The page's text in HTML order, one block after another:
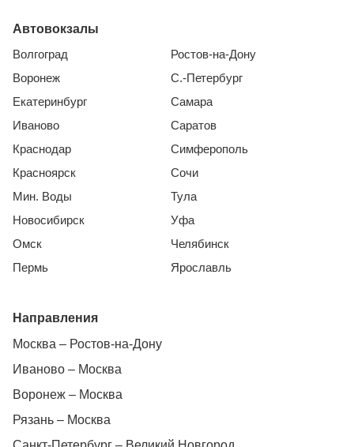
Автовокзалы
Волгоград
Воронеж
Екатеринбург
Иваново
Краснодар
Красноярск
Мин. Воды
Новосибирск
Омск
Пермь
Ростов-на-Дону
С.-Петербург
Самара
Саратов
Симферополь
Сочи
Тула
Уфа
Челябинск
Ярославль
Направления
Москва – Ростов-на-Дону
Иваново – Москва
Воронеж – Москва
Рязань – Москва